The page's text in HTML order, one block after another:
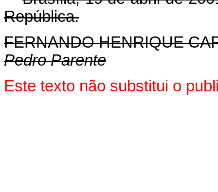
República.
FERNANDO HENRIQUE
Pedro Parente
Este texto não substitui o